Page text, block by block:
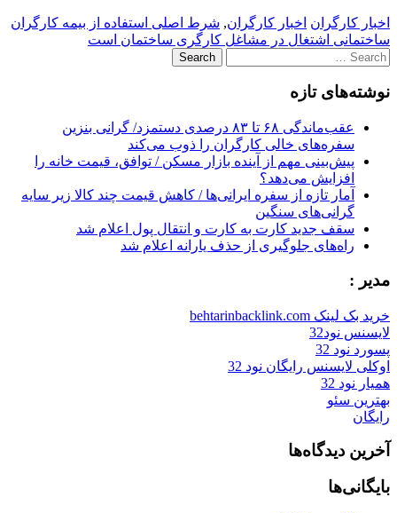
اخبار کارگران اخبار کارگران, شرط اصلی استفاده از بیمه کارگران
ساختمانی اشتغال در مشاغل کارگری ساختمان است
Search
for:
نوشته‌های تازه
عقب‌ماندگی ۶۸ تا ۸۳ درصدی دستمزد/ گرانی بنزین
سفره‌های خالی کارگران را ذوب می‌کند
پیش‌بینی مهم از آینده بازار مسکن / توافق، قیمت خانه را
افزایش می‌دهد؟
آمار تازه از سفره ایرانی‌ها / کاهش قیمت چند کالا زیر سایه
گرانی‌های سنگین
سقف جدید کارت به کارت و انتقال پول اعلام شد
راه‌های جلوگیری از حذف یارانه اعلام شد
مدیر :
خرید بک لینک behtarinbacklink.com
لایسنس نود32
پسورد نود 32
اوکلی لایسنس رایگان نود 32
همیار نود 32
بهترین سئو
رایگان
آخرین دیدگاه‌ها
بایگانی‌ها